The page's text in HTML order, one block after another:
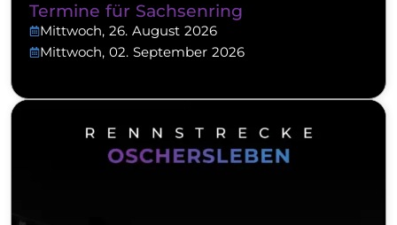
Termine für Sachsenring
Mittwoch, 26. August 2026
Mittwoch, 02. September 2026